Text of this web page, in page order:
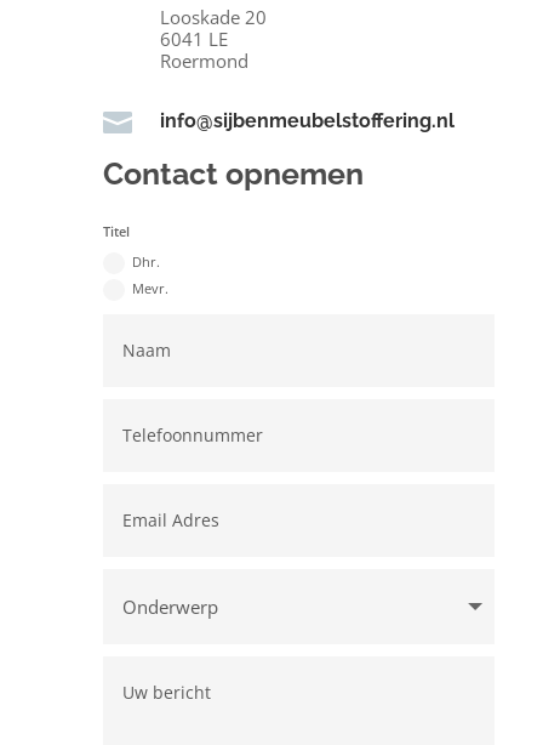
Looskade 20
6041 LE
Roermond
 info@sijbenmeubelstoffering.nl
Contact opnemen
Titel
Dhr.
Mevr.